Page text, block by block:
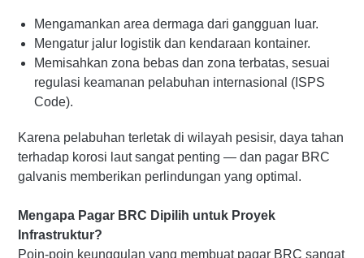
Mengamankan area dermaga dari gangguan luar.
Mengatur jalur logistik dan kendaraan kontainer.
Memisahkan zona bebas dan zona terbatas, sesuai
regulasi keamanan pelabuhan internasional (ISPS
Code).
Karena pelabuhan terletak di wilayah pesisir, daya tahan
terhadap korosi laut sangat penting — dan pagar BRC
galvanis memberikan perlindungan yang optimal.
Mengapa Pagar BRC Dipilih untuk Proyek
Infrastruktur?
Poin-poin keunggulan yang membuat pagar BRC sangat